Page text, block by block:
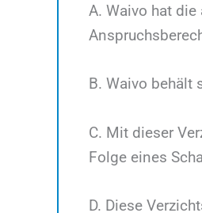
A. Waivo hat
B. Waivo behält
C. Mit dieser
Folge eines
D. Diese